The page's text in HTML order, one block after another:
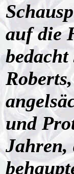
auf die
und
Jahren,